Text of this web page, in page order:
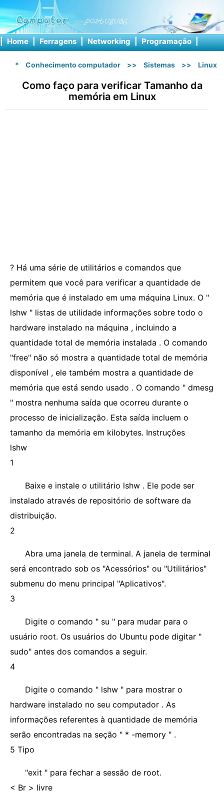
| Home | Ferragens | Networking | Programação |
* Conhecimento computador >> Sistemas >> Linux
Como faço para verificar Tamanho da
memória em Linux
? Há uma série de utilitários e comandos que
permitem que você para verificar a quantidade de
memória que é instalado em uma máquina Linux. O "
lshw " listas de utilidade informações sobre todo o
hardware instalado na máquina , incluindo a
quantidade total de memória instalada . O comando
"free" não só mostra a quantidade total de memória
disponível , ele também mostra a quantidade de
memória que está sendo usado . O comando " dmesg
" mostra nenhuma saída que ocorreu durante o
processo de inicialização. Esta saída incluem o
tamanho da memória em kilobytes. Instruções
lshw
1
Baixe e instale o utilitário lshw . Ele pode ser
instalado através de repositório de software da
distribuição.
2
Abra uma janela de terminal. A janela de terminal
será encontrado sob os "Acessórios" ou "Utilitários"
submenu do menu principal "Aplicativos".
3
Digite o comando " su " para mudar para o
usuário root. Os usuários do Ubuntu pode digitar "
sudo" antes dos comandos a seguir.
4
Digite o comando " lshw " para mostrar o
hardware instalado no seu computador . As
informações referentes à quantidade de memória
serão encontradas na seção " * -memory " .
5 Tipo
"exit " para fechar a sessão de root.
< Br > livre